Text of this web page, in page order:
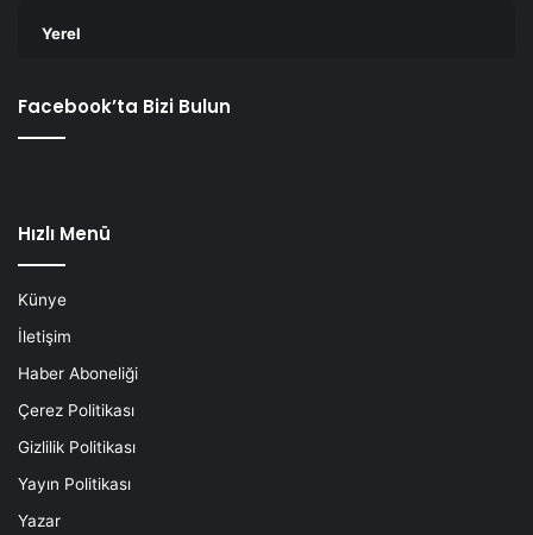
Yerel
Facebook’ta Bizi Bulun
Hızlı Menü
Künye
İletişim
Haber Aboneliği
Çerez Politikası
Gizlilik Politikası
Yayın Politikası
Yazar